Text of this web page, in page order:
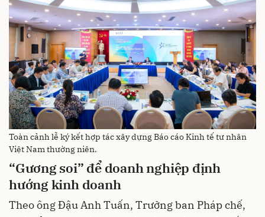
Toàn cảnh lễ ký kết hợp tác xây dựng Báo cáo Kinh tế tư nhân
Việt Nam thường niên.
“Gương soi” để doanh nghiệp định
hướng kinh doanh
Theo ông Đậu Anh Tuấn, Trưởng ban Pháp chế,